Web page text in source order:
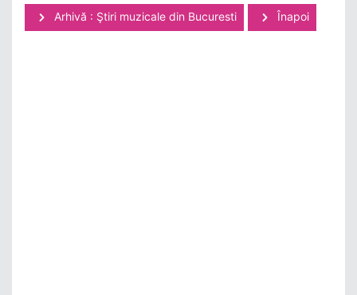
Arhivă : Ştiri muzicale din Bucuresti Înapoi